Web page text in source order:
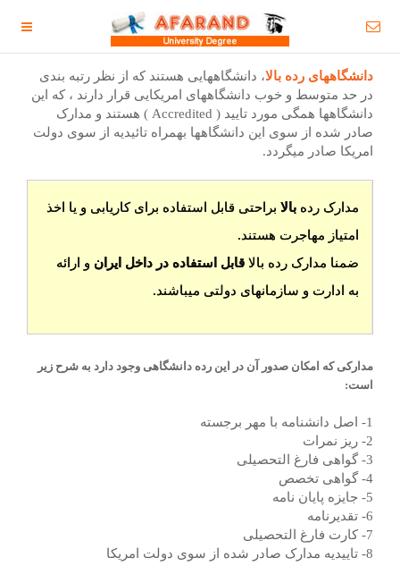
دانشگاههای رده بالا، دانشگاههایی هستند که از نظر رتبه بندی
در حد متوسط و خوب دانشگاههای امریکایی قرار دارند ، که این
دانشگاهها همگی مورد تایید ( Accredited ) هستند و مدارک
صادر شده از سوی این دانشگاهها بهمراه تائیدیه از سوی دولت
امریکا صادر میگردد.
مدارک رده بالا براحتی قابل استفاده برای کاریابی و یا اخذ
امتیاز مهاجرت هستند.
ضمنا مدارک رده بالا قابل استفاده در داخل ایران و ارائه
به ادارت و سازمانهای دولتی میباشند.
مدارکی که امکان صدور آن در این رده دانشگاهی وجود دارد به شرح زیر
است:
1- اصل دانشنامه با مهر برجسته
2- ریز نمرات
3- گواهی فارغ التحصیلی
4- گواهی تخصص
5- جایزه پایان نامه
6- تقدیرنامه
7- کارت فارغ التحصیلی
8- تاییدیه مدارک صادر شده از سوی دولت امریکا